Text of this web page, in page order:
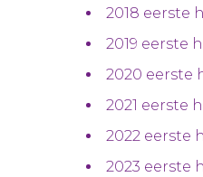
2018 eerste
2019 eerste
2020 eerste
2021 eerste
2022 eerste
2023 eerste